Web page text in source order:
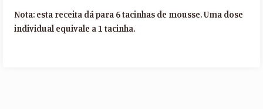
Nota: esta receita dá para 6 tacinhas de mousse. Uma dose
individual equivale a 1 tacinha.